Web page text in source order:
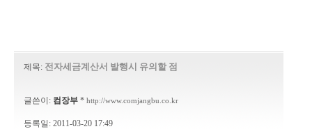
제목: 전자세금계산서 발행시 유의할 점
글쓴이: 컴장부 * http://www.comjangbu.co.kr
등록일: 2011-03-20 17:49